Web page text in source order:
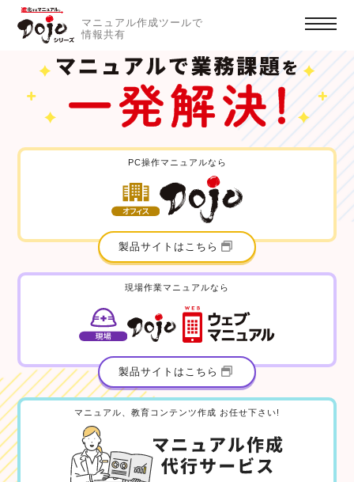
マニュアル作成ツールで
情報共有
PC操作マニュアルなら
製品サイトはこちら
現場作業マニュアルなら
製品サイトはこちら
マニュアル、教育コンテンツ作成 お任せ下さい!